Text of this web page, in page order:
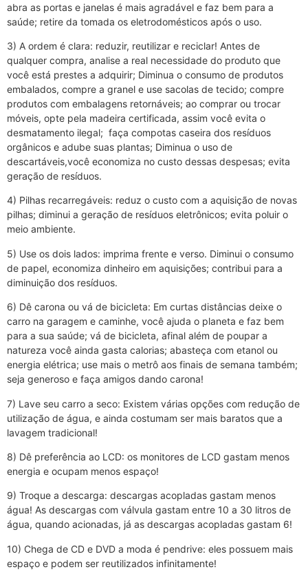
abra as portas e janelas é mais agradável e faz bem para a
saúde; retire da tomada os eletrodomésticos após o uso.
3) A ordem é clara: reduzir, reutilizar e reciclar! Antes de
qualquer compra, analise a real necessidade do produto que
você está prestes a adquirir; Diminua o consumo de produtos
embalados, compre a granel e use sacolas de tecido; compre
produtos com embalagens retornáveis; ao comprar ou trocar
móveis, opte pela madeira certificada, assim você evita o
desmatamento ilegal; faça compotas caseira dos resíduos
orgânicos e adube suas plantas; Diminua o uso de
descartáveis,você economiza no custo dessas despesas; evita
geração de resíduos.
4) Pilhas recarregáveis: reduz o custo com a aquisição de novas
pilhas; diminui a geração de resíduos eletrônicos; evita poluir o
meio ambiente.
5) Use os dois lados: imprima frente e verso. Diminui o consumo
de papel, economiza dinheiro em aquisições; contribui para a
diminuição dos resíduos.
6) Dê carona ou vá de bicicleta: Em curtas distâncias deixe o
carro na garagem e caminhe, você ajuda o planeta e faz bem
para a sua saúde; vá de bicicleta, afinal além de poupar a
natureza você ainda gasta calorias; abasteça com etanol ou
energia elétrica; use mais o metrô aos finais de semana também;
seja generoso e faça amigos dando carona!
7) Lave seu carro a seco: Existem várias opções com redução de
utilização de água, e ainda costumam ser mais baratos que a
lavagem tradicional!
8) Dê preferência ao LCD: os monitores de LCD gastam menos
energia e ocupam menos espaço!
9) Troque a descarga: descargas acopladas gastam menos
água! As descargas com válvula gastam entre 10 a 30 litros de
água, quando acionadas, já as descargas acopladas gastam 6!
10) Chega de CD e DVD a moda é pendrive: eles possuem mais
espaço e podem ser reutilizados infinitamente!